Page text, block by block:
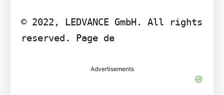
© 2022, LEDVANCE GmbH. All rights
reserved. Page de
Advertisements